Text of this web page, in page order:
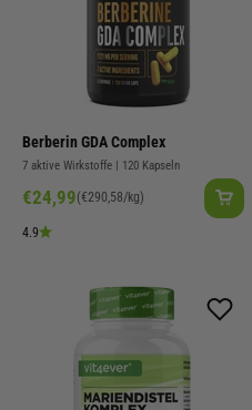
Berberin GDA Complex
7 aktive Wirkstoffe | 120 Kapseln
Angebot
€24,99(€290,58/kg)
4.9